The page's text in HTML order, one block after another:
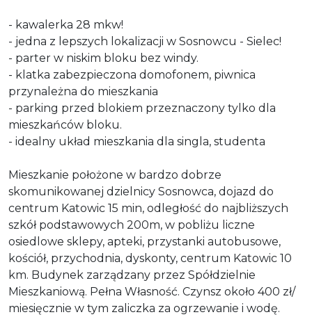
- kawalerka 28 mkw!
- jedna z lepszych lokalizacji w Sosnowcu - Sielec!
- parter w niskim bloku bez windy.
- klatka zabezpieczona domofonem, piwnica
przynależna do mieszkania
- parking przed blokiem przeznaczony tylko dla
mieszkańców bloku.
- idealny układ mieszkania dla singla, studenta
Mieszkanie położone w bardzo dobrze
skomunikowanej dzielnicy Sosnowca, dojazd do
centrum Katowic 15 min, odległość do najbliższych
szkół podstawowych 200m, w pobliżu liczne
osiedlowe sklepy, apteki, przystanki autobusowe,
kościół, przychodnia, dyskonty, centrum Katowic 10
km. Budynek zarządzany przez Spółdzielnie
Mieszkaniową. Pełna Własność. Czynsz około 400 zł/
miesięcznie w tym zaliczka za ogrzewanie i wodę.